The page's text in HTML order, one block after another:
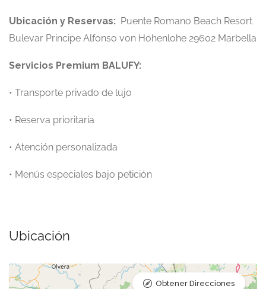
Ubicación y Reservas: Puente Romano Beach Resort
Bulevar Principe Alfonso von Hohenlohe 29602 Marbella
Servicios Premium BALUFY:
• Transporte privado de lujo
• Reserva prioritaria
• Atención personalizada
• Menús especiales bajo petición
Ubicación
Obtener Direcciones